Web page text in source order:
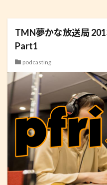
TMN夢かな放送局
Part1
podcasting